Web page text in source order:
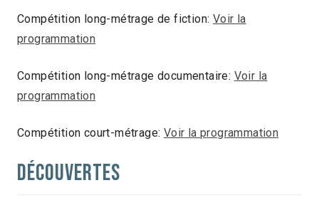
Compétition long-métrage de fiction: Voir la
programmation
Compétition long-métrage documentaire: Voir la
programmation
Compétition court-métrage: Voir la programmation
Découvertes